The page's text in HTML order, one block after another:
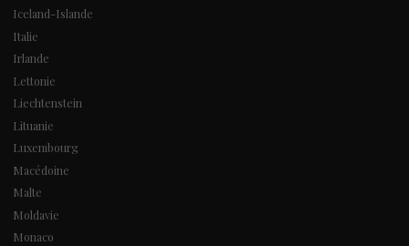
Iceland-Islande
Italie
Irlande
Lettonie
Liechtenstein
Lituanie
Luxembourg
Macédoine
Malte
Moldavie
Monaco